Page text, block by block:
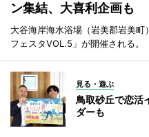
ン集結、大喜利企画も
大谷海岸海水浴場（岩美郡岩美
フェスタVOL.5」が開催される。
見る・遊ぶ
鳥取砂丘で恋活
ダーも